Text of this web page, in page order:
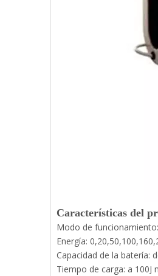
Características del
Modo de
Energía:
Capacidad de la batería:
Tiempo de carga: a 100J